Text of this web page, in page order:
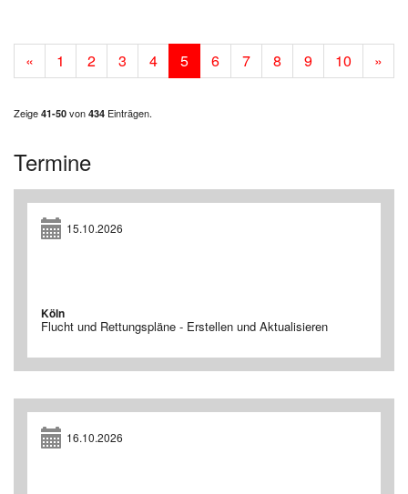
« 1 2 3 4 5 6 7 8 9 10 »
Zeige 41-50 von 434 Einträgen.
Termine
15.10.2026
Köln
Flucht und Rettungspläne - Erstellen und Aktualisieren
16.10.2026